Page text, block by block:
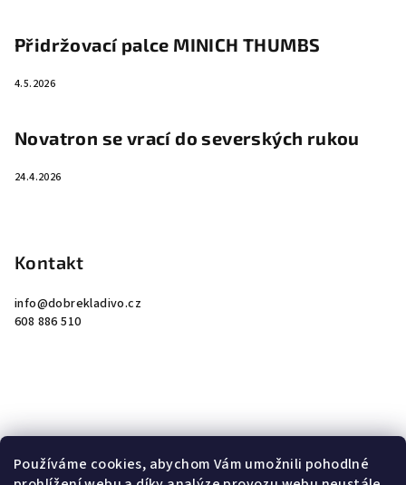
Používáme cookies, abychom Vám umožnili pohodlné
Přidržovací palce MINICH THUMBS
4.5.2026
Novatron se vrací do severských rukou
24.4.2026
Kontakt
info@dobrekladivo.cz
608 886 510